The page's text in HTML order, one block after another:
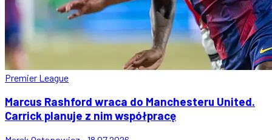
Premier League
Marcus Rashford wraca do Manchesteru United.
Carrick planuje z nim współpracę